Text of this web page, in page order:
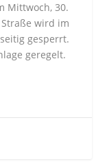
Mittwoch, 30.
wird im
gesperrt.
geregelt.